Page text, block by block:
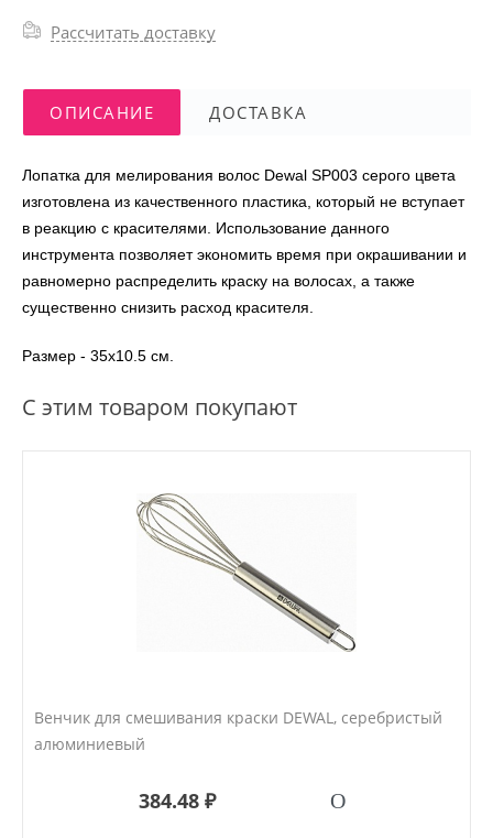
Рассчитать доставку
ОПИСАНИЕ ДОСТАВКА
Лопатка для мелирования волос Dewal SP003 серого цвета
изготовлена из качественного пластика, который не вступает
в реакцию с красителями. Использование данного
инструмента позволяет экономить время при окрашивании и
равномерно распределить краску на волосах, а также
существенно снизить расход красителя.
Размер - 35х10.5 см.
С этим товаром покупают
Венчик для смешивания краски DEWAL, серебристый
алюминиевый
384.48 ₽